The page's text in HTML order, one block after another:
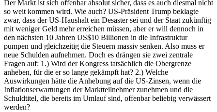
Der Markt ist sich offenbar absolut sicher, dass es auch diesmal nicht
so weit kommen wird. Wie auch? US-Präsident Trump beklagte
zwar, dass der US-Haushalt ein Desaster sei und der Staat zukünftig
mit weniger Geld mehr erreichen müssen, aber er will dennoch in
den nächsten 10 Jahren US$10 Billionen in die Infrastruktur
pumpen und gleichzeitig die Steuern massiv senken. Also muss er
neue Schulden aufnehmen. Doch es drängen sie zwei zentrale
Fragen auf: 1.) Wird der Kongress tatsächlich die Obergrenze
anheben, für die er so lange gekämpft hat? 2.) Welche
Auswirkungen hätte die Anhebung auf die US-Zinsen, wenn die
Inflationserwartungen der Marktteilnehmer zunehmen und die
Schuldtitel, die bereits im Umlauf sind, offenbar beliebig verwässert
werden?